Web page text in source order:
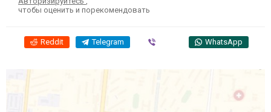
чтобы оценить и порекомендовать
Reddit Telegram WhatsApp